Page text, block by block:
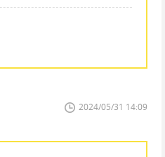
2024/05/31 14:09